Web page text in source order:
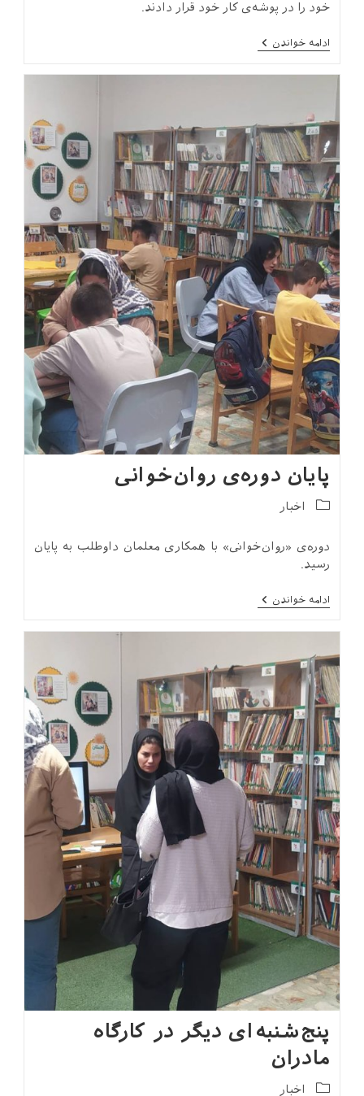
خود را در پوشه‌ی کار خود قرار دادند.
ادامه خواندن پایان
پایان دوره‌ی روان‌خوانی
Post
اخبار
دوره‌ی «روان‌خوانی» با همکاری معلمان داوطلب به پایان
رسید.
ادامه خواندن پایان
پنج‌شنبه‌ای دیگر در کارگاه
مادران
Post اخبار